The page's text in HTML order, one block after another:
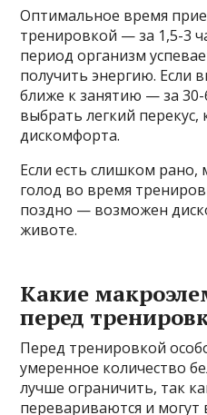
Оптимальное время
тренировкой — за 1,5-3
период организм
получить энергию. Если
ближе к занятию — за
выбрать легкий
дискомфорта.
Если есть слишком
голод во время
поздно — возможен
животе.
Какие
перед
Перед тренировкой
умеренное количество
лучше ограничить, так
перевариваются и